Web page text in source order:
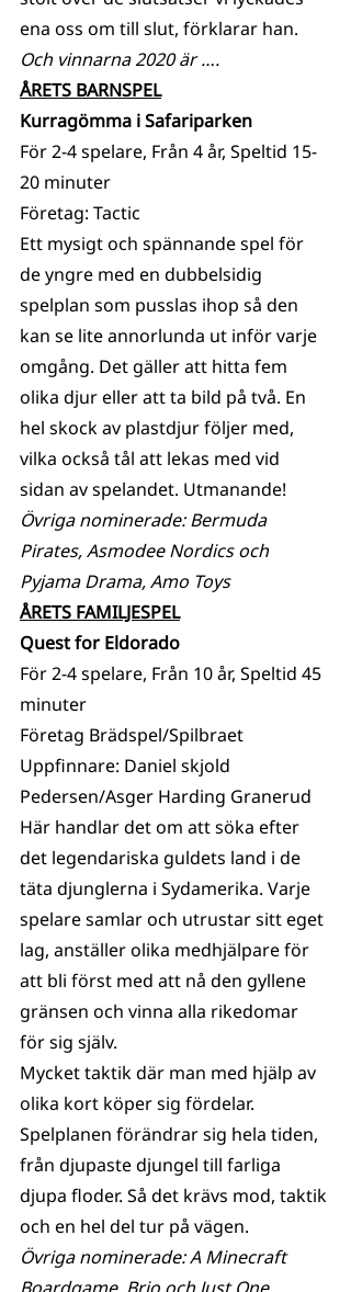
ena oss om till slut, förklarar han.
Och vinnarna 2020 är ….
ÅRETS BARNSPEL
Kurragömma i Safariparken
För 2-4 spelare, Från 4 år, Speltid 15-
20 minuter
Företag: Tactic
Ett mysigt och spännande spel för
de yngre med en dubbelsidig
spelplan som pusslas ihop så den
kan se lite annorlunda ut inför varje
omgång. Det gäller att hitta fem
olika djur eller att ta bild på två. En
hel skock av plastdjur följer med,
vilka också tål att lekas med vid
sidan av spelandet. Utmanande!
Övriga nominerade: Bermuda
Pirates, Asmodee Nordics och
Pyjama Drama, Amo Toys
ÅRETS FAMILJESPEL
Quest for Eldorado
För 2-4 spelare, Från 10 år, Speltid 45
minuter
Företag Brädspel/Spilbraet
Uppfinnare: Daniel skjold
Pedersen/Asger Harding Granerud
Här handlar det om att söka efter
det legendariska guldets land i de
täta djunglerna i Sydamerika. Varje
spelare samlar och utrustar sitt eget
lag, anställer olika medhjälpare för
att bli först med att nå den gyllene
gränsen och vinna alla rikedomar
för sig själv.
Mycket taktik där man med hjälp av
olika kort köper sig fördelar.
Spelplanen förändrar sig hela tiden,
från djupaste djungel till farliga
djupa floder. Så det krävs mod, taktik
och en hel del tur på vägen.
Övriga nominerade: A Minecraft